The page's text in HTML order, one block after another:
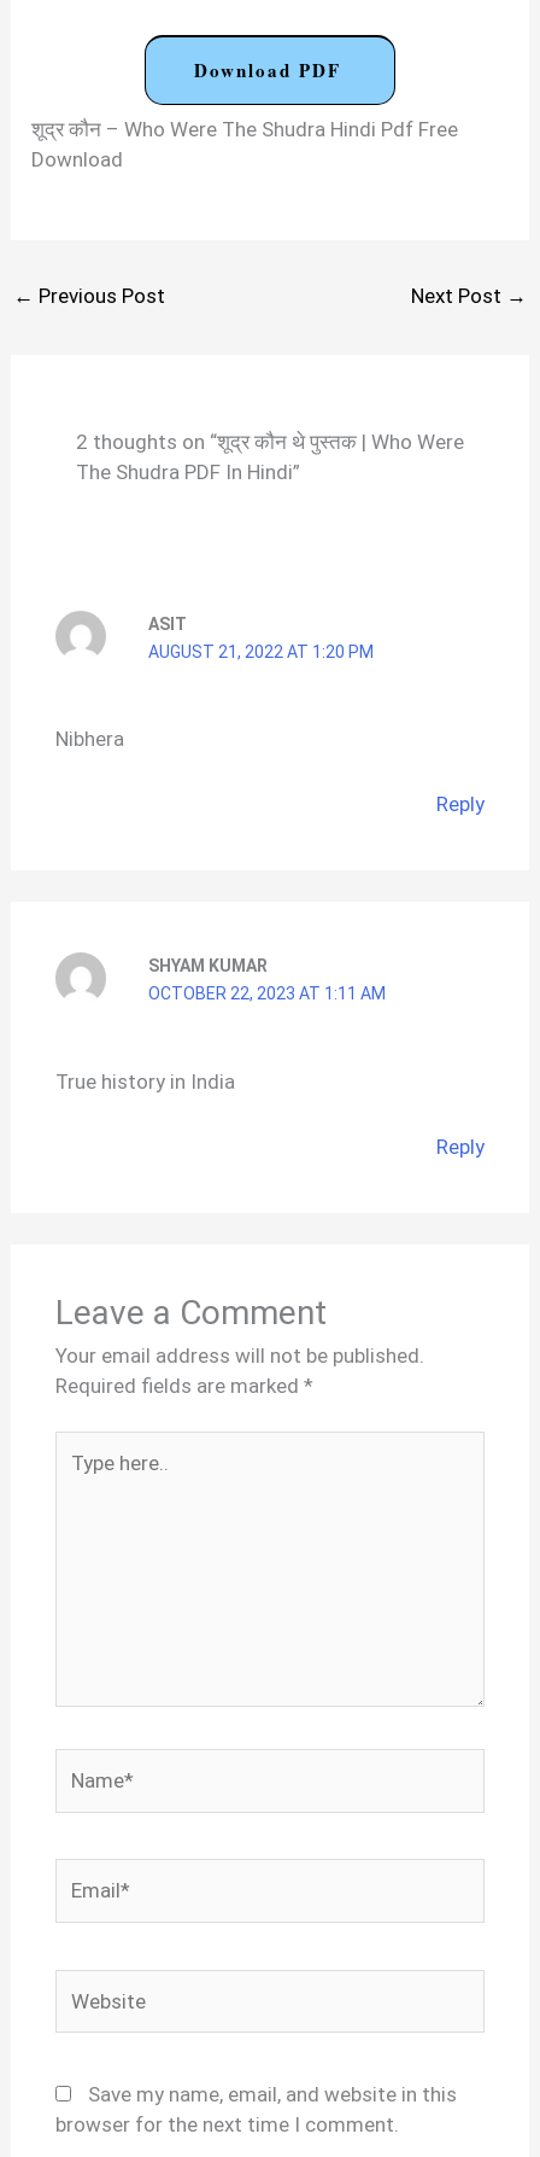
Download PDF
शूद्र कौन – Who Were The Shudra Hindi Pdf Free
Download
← Previous Post Next Post →
2 thoughts on “शूद्र कौन थे पुस्तक | Who Were
The Shudra PDF In Hindi”
ASIT
AUGUST 21, 2022 AT 1:20 PM
Nibhera
Reply
SHYAM KUMAR
OCTOBER 22, 2023 AT 1:11 AM
True history in India
Reply
Leave a Comment
Your email address will not be published.
Required fields are marked *
here..
Save my name, email, and website in this
browser for the next time I comment.